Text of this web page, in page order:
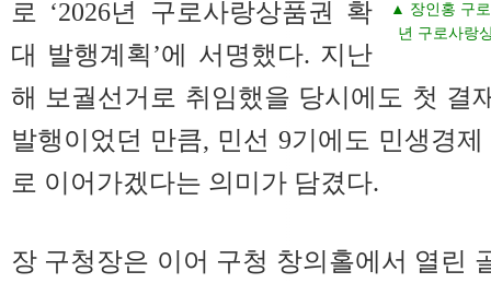
▲ 장인홍 구
년 구로사랑
로 ‘2026년 구로사랑상품권 확
대 발행계획’에 서명했다. 지난
해 보궐선거로 취임했을 당시에도 첫 결
발행이었던 만큼, 민선 9기에도 민생경
로 이어가겠다는 의미가 담겼다.
장 구청장은 이어 구청 창의홀에서 열린